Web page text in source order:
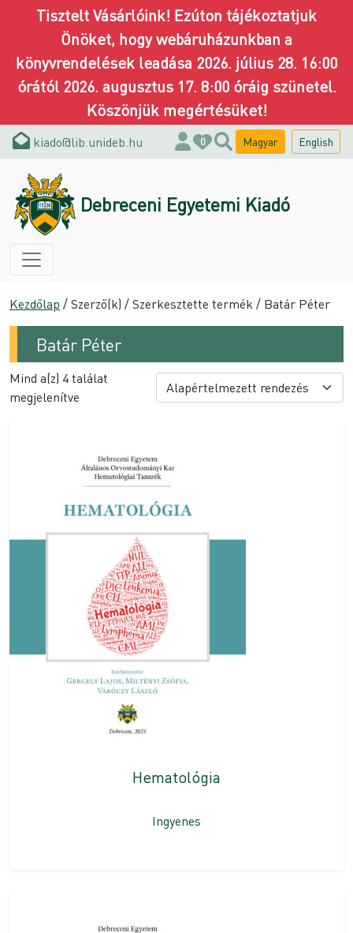
Tisztelt Vásárlóink! Ezúton tájékoztatjuk
Önöket, hogy webáruházunkban a
könyvrendelések leadása 2026. július 28. 16:00
órától 2026. augusztus 17. 8:00 óráig szünetel.
Köszönjük megértésüket!
kiado@lib.unideb.hu 0 Magyar English
Debreceni Egyetemi Kiadó
Kezdőlap / Szerző(k) / Szerkesztette termék / Batár Péter
Batár Péter
Mind a(z) 4 találat
megjelenítve
Hematológia
Ingyenes